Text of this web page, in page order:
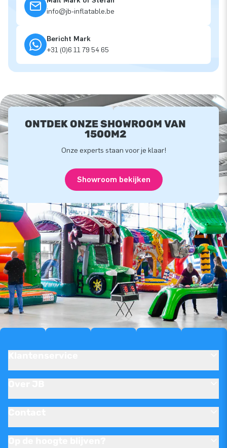
info@jb-inflatable.be
Bericht Mark
+31 (0)6 11 79 54 65
ONTDEK ONZE SHOWROOM VAN
1500M2
Onze experts staan voor je klaar!
Showroom bekijken